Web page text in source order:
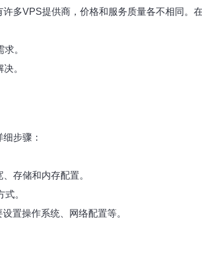
多VPS提供商，价格和服务质量各不相同。
。
。
步骤：
存储和内存配置。
。
置操作系统、网络配置等。